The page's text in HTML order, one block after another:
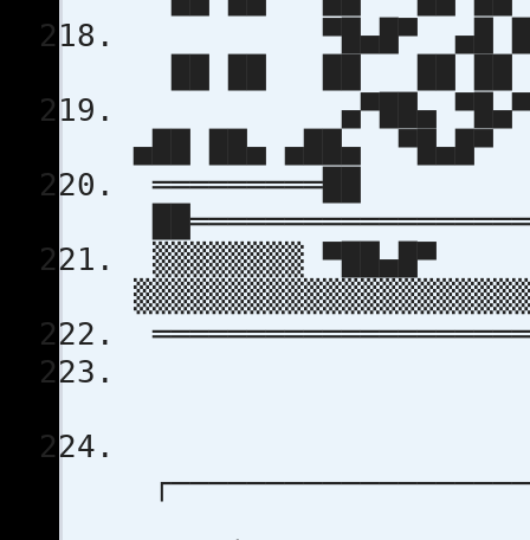
▀█▄█▀ ▄█ ██
▄▀██▄ ▀█▄▀▀▄
▄██ ██▄ ▄██▄
═════════██
▒▒▒▒▒▒▒▒ ▀██▄█▀